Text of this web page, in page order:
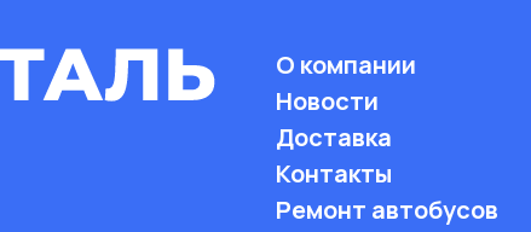
тормозные дисковые с гарантией от
О компании
Новости
Доставка
Контакты
Ремонт автобусов